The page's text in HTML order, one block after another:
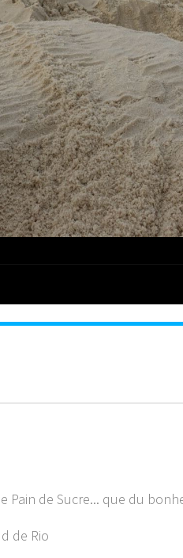
Pain de Sucre... que du
de Rio